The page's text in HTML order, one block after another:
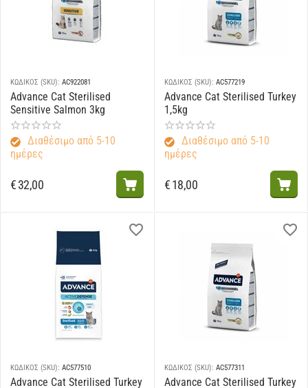
ΚΩΔΙΚΟΣ (SKU): AC922081
Advance Cat Sterilised
Sensitive Salmon 3kg
Διαθέσιμο από 5-10
ημέρες
€32,00
ΚΩΔΙΚΟΣ (SKU): AC577219
Advance Cat Sterilised Turkey
1,5kg
Διαθέσιμο από 5-10
ημέρες
€18,00
ΚΩΔΙΚΟΣ (SKU): AC577510
Advance Cat Sterilised Turkey
ΚΩΔΙΚΟΣ (SKU): AC577311
Advance Cat Sterilised Turkey